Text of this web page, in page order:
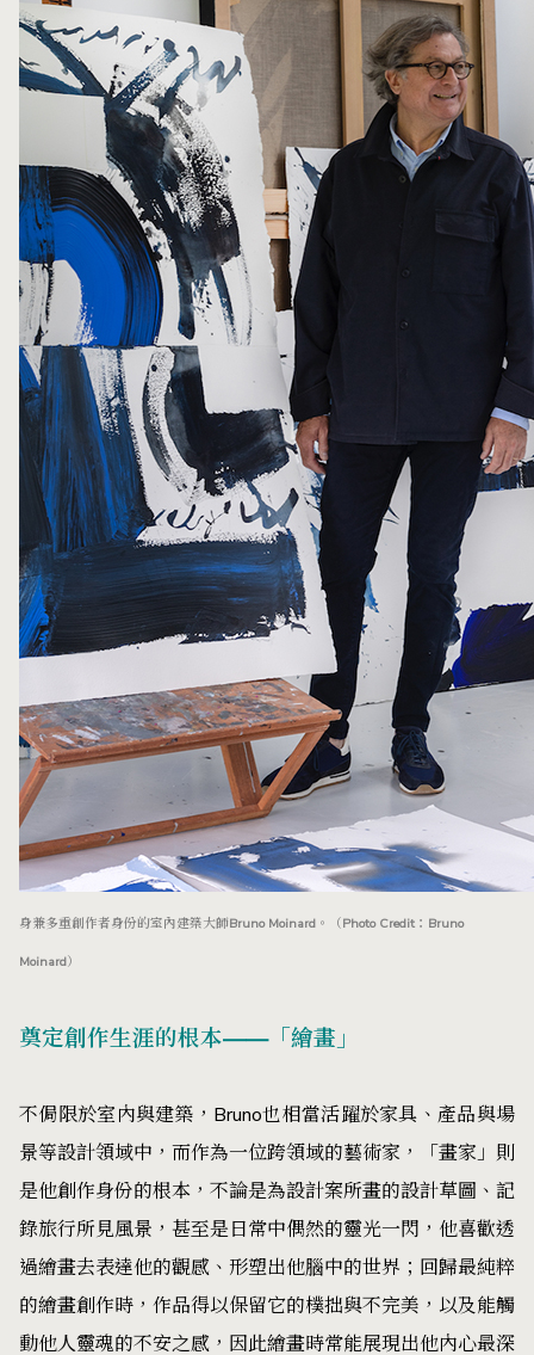
身兼多重創作者身份的室內建築大師Bruno Moinard。（Photo Credit：Bruno
Moinard）
奠定創作生涯的根本——「繪畫」
不侷限於室內與建築，Bruno也相當活躍於家具、產品與場
景等設計領域中，而作為一位跨領域的藝術家，「畫家」則
是他創作身份的根本，不論是為設計案所畫的設計草圖、記
錄旅行所見風景，甚至是日常中偶然的靈光一閃，他喜歡透
過繪畫去表達他的觀感、形塑出他腦中的世界；回歸最純粹
的繪畫創作時，作品得以保留它的樸拙與不完美，以及能觸
動他人靈魂的不安之感，因此繪畫時常能展現出他內心最深